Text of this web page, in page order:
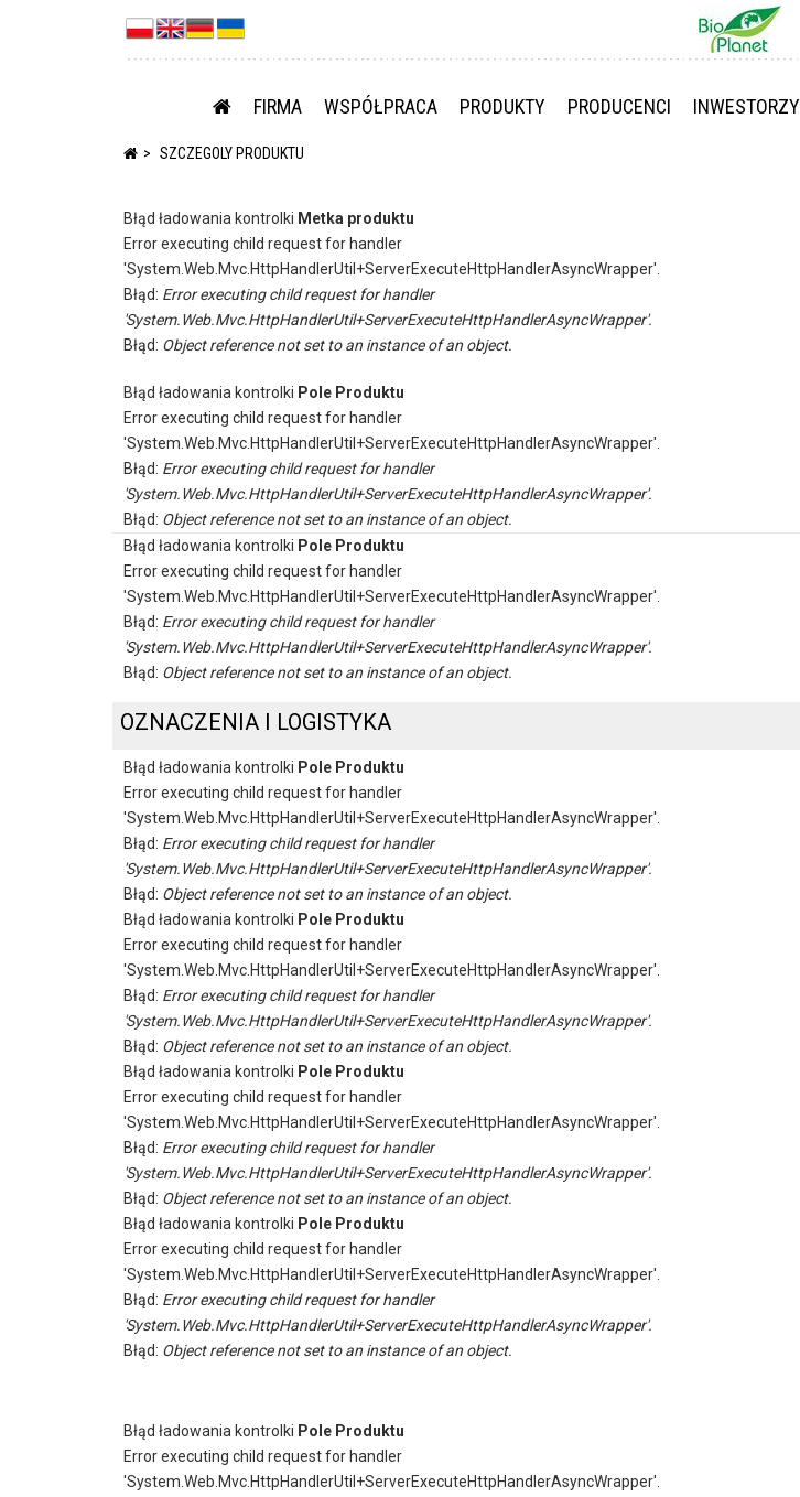
FIRMA WSPÓŁPRACA PRODUKTY PRODUCENCI INWESTORZY
SZCZEGOLY PRODUKTU
Błąd ładowania kontrolki Metka produktu
Error executing child request for handler
'System.Web.Mvc.HttpHandlerUtil+ServerExecuteHttpHandlerAsyncWrapper'.
Błąd: Error executing child request for handler
'System.Web.Mvc.HttpHandlerUtil+ServerExecuteHttpHandlerAsyncWrapper'.
Błąd: Object reference not set to an instance of an object.
Błąd ładowania kontrolki Pole Produktu
Error executing child request for handler
'System.Web.Mvc.HttpHandlerUtil+ServerExecuteHttpHandlerAsyncWrapper'.
Błąd: Error executing child request for handler
'System.Web.Mvc.HttpHandlerUtil+ServerExecuteHttpHandlerAsyncWrapper'.
Błąd: Object reference not set to an instance of an object.
Błąd ładowania kontrolki Pole Produktu
Error executing child request for handler
'System.Web.Mvc.HttpHandlerUtil+ServerExecuteHttpHandlerAsyncWrapper'.
Błąd: Error executing child request for handler
'System.Web.Mvc.HttpHandlerUtil+ServerExecuteHttpHandlerAsyncWrapper'.
Błąd: Object reference not set to an instance of an object.
OZNACZENIA I LOGISTYKA
Błąd ładowania kontrolki Pole Produktu
Error executing child request for handler
'System.Web.Mvc.HttpHandlerUtil+ServerExecuteHttpHandlerAsyncWrapper'.
Błąd: Error executing child request for handler
'System.Web.Mvc.HttpHandlerUtil+ServerExecuteHttpHandlerAsyncWrapper'.
Błąd: Object reference not set to an instance of an object.
Błąd ładowania kontrolki Pole Produktu
Error executing child request for handler
'System.Web.Mvc.HttpHandlerUtil+ServerExecuteHttpHandlerAsyncWrapper'.
Błąd: Error executing child request for handler
'System.Web.Mvc.HttpHandlerUtil+ServerExecuteHttpHandlerAsyncWrapper'.
Błąd: Object reference not set to an instance of an object.
Błąd ładowania kontrolki Pole Produktu
Error executing child request for handler
'System.Web.Mvc.HttpHandlerUtil+ServerExecuteHttpHandlerAsyncWrapper'.
Błąd: Error executing child request for handler
'System.Web.Mvc.HttpHandlerUtil+ServerExecuteHttpHandlerAsyncWrapper'.
Błąd: Object reference not set to an instance of an object.
Błąd ładowania kontrolki Pole Produktu
Error executing child request for handler
'System.Web.Mvc.HttpHandlerUtil+ServerExecuteHttpHandlerAsyncWrapper'.
Błąd: Error executing child request for handler
'System.Web.Mvc.HttpHandlerUtil+ServerExecuteHttpHandlerAsyncWrapper'.
Błąd: Object reference not set to an instance of an object.
Błąd ładowania kontrolki Pole Produktu
Error executing child request for handler
'System.Web.Mvc.HttpHandlerUtil+ServerExecuteHttpHandlerAsyncWrapper'.